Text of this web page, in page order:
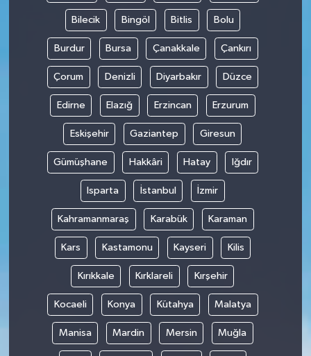
Bilecik Bingöl Bitlis Bolu
Burdur Bursa Çanakkale Çankırı
Çorum Denizli Diyarbakır Düzce
Edirne Elazığ Erzincan Erzurum
Eskişehir Gaziantep Giresun
Gümüşhane Hakkâri Hatay Iğdır
Isparta İstanbul İzmir
Kahramanmaraş Karabük Karaman
Kars Kastamonu Kayseri Kilis
Kırıkkale Kırklareli Kırşehir
Kocaeli Konya Kütahya Malatya
Manisa Mardin Mersin Muğla